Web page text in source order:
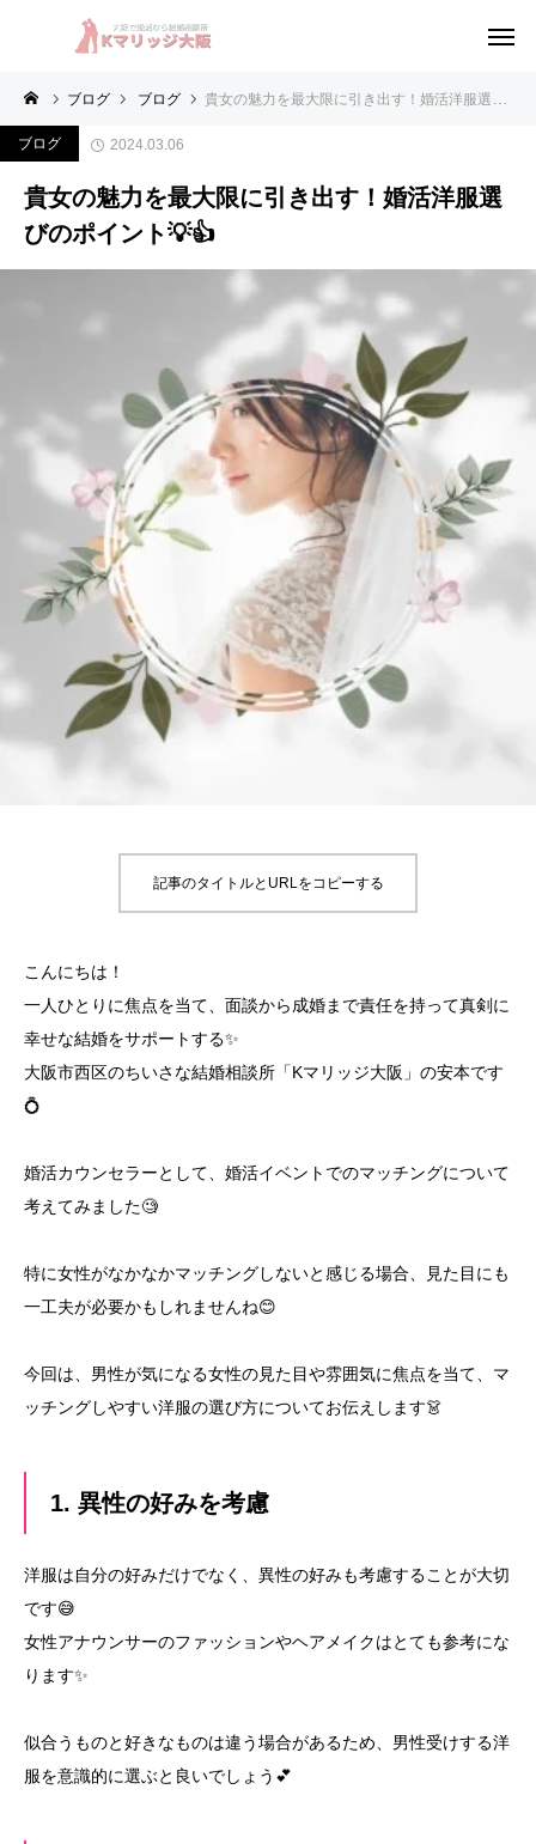
ブログ ブログ 貴女の魅力を最大限に引き出す！婚活洋服選びのポイント💡👍
ブログ 2024.03.06
貴女の魅力を最大限に引き出す！婚活洋服選
びのポイント💡👍
記事のタイトルとURLをコピーする
こんにちは！
一人ひとりに焦点を当て、面談から成婚まで責任を持って真剣に
幸せな結婚をサポートする✨
大阪市西区のちいさな結婚相談所「Kマリッジ大阪」の安本です
💍
婚活カウンセラーとして、婚活イベントでのマッチングについて
考えてみました🧐
特に女性がなかなかマッチングしないと感じる場合、見た目にも
一工夫が必要かもしれませんね😊
今回は、男性が気になる女性の見た目や雰囲気に焦点を当て、マ
ッチングしやすい洋服の選び方についてお伝えします👗
1. 異性の好みを考慮
洋服は自分の好みだけでなく、異性の好みも考慮することが大切
です😅
女性アナウンサーのファッションやヘアメイクはとても参考にな
ります✨
似合うものと好きなものは違う場合があるため、男性受けする洋
服を意識的に選ぶと良いでしょう💕